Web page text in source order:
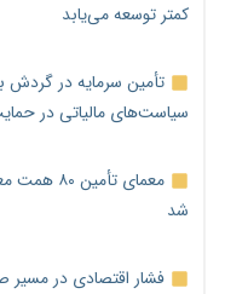
کمتر توسعه می‌یابد
تأمین سرمایه در
سیاست‌های مالیاتی در
معمای
شد